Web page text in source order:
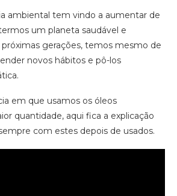
ambiental tem vindo a aumentar de
um planeta saudável e
próximas gerações, temos mesmo de
novos hábitos e pô-los
em que usamos os óleos
quantidade, aqui fica a explicação
com estes depois de usados.